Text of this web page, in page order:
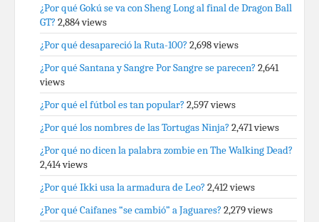
¿Por qué Gokú se va con Sheng Long al final de Dragon Ball
GT? 2,884 views
¿Por qué desapareció la Ruta-100? 2,698 views
¿Por qué Santana y Sangre Por Sangre se parecen? 2,641
views
¿Por qué el fútbol es tan popular? 2,597 views
¿Por qué los nombres de las Tortugas Ninja? 2,471 views
¿Por qué no dicen la palabra zombie en The Walking Dead?
2,414 views
¿Por qué Ikki usa la armadura de Leo? 2,412 views
¿Por qué Caifanes “se cambió” a Jaguares? 2,279 views